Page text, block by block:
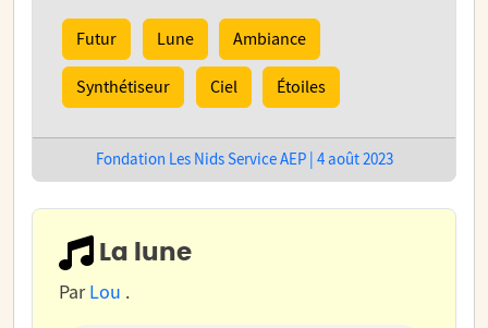
Futur Lune Ambiance
Synthétiseur Ciel Étoiles
Fondation Les Nids Service AEP | 4 août 2023
La lune
ParLou .